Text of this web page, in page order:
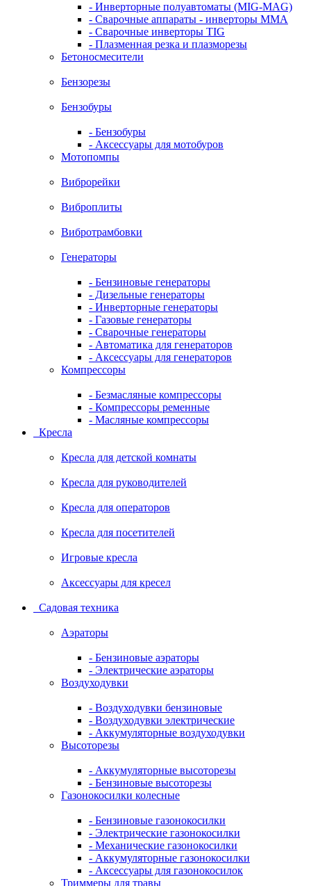
- Инверторные полуавтоматы (MIG-MAG)
- Сварочные аппараты - инверторы ММА
- Сварочные инверторы TIG
- Плазменная резка и плазморезы
Бетоносмесители
Бензорезы
Бензобуры
- Бензобуры
- Аксессуары для мотобуров
Мотопомпы
Виброрейки
Виброплиты
Вибротрамбовки
Генераторы
- Бензиновые генераторы
- Дизельные генераторы
- Инверторные генераторы
- Газовые генераторы
- Сварочные генераторы
- Автоматика для генераторов
- Аксессуары для генераторов
Компрессоры
- Безмасляные компрессоры
- Компрессоры ременные
- Масляные компрессоры
Кресла
Кресла для детской комнаты
Кресла для руководителей
Кресла для операторов
Кресла для посетителей
Игровые кресла
Аксессуары для кресел
Садовая техника
Аэраторы
- Бензиновые аэраторы
- Электрические аэраторы
Воздуходувки
- Воздуходувки бензиновые
- Воздуходувки электрические
- Аккумуляторные воздуходувки
Высоторезы
- Аккумуляторные высоторезы
- Бензиновые высоторезы
Газонокосилки колесные
- Бензиновые газонокосилки
- Электрические газонокосилки
- Механические газонокосилки
- Аккумуляторные газонокосилки
- Аксессуары для газонокосилок
Триммеры для травы